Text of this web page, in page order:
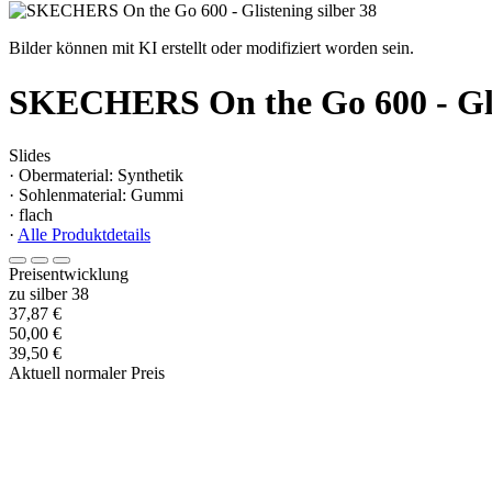
Bilder können mit KI erstellt oder modifiziert worden sein.
SKECHERS On the Go 600 -
Slides
· Obermaterial: Synthetik
· Sohlenmaterial: Gummi
· flach
· Alle Produktdetails
Preisentwicklung
zu silber 38
37,87 €
50,00 €
39,50 €
Aktuell normaler Preis